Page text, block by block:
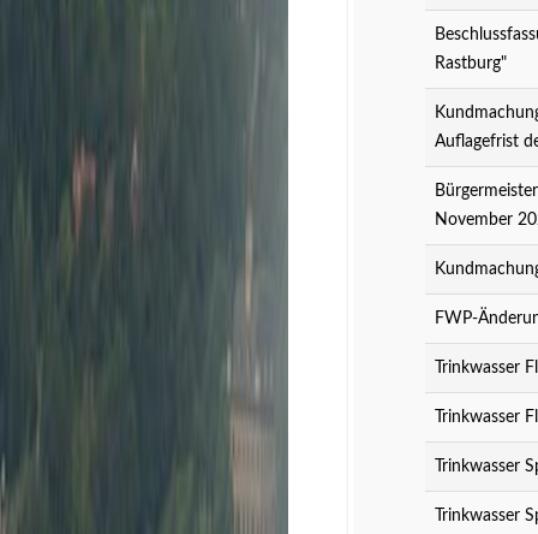
Rastburg"
Auflagefrist
November
FWP-
Trinkwasser
Trinkwasser
Trinkwasser
Trinkwasser